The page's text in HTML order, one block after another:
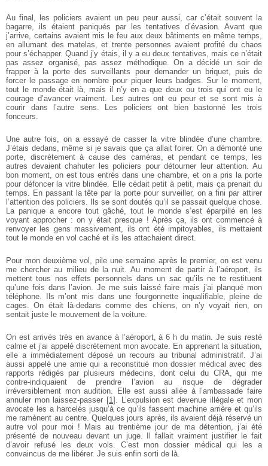
Au final, les policiers avaient un peu peur aussi, car c’était souvent la
bagarre, ils étaient paniqués par les tentatives d’évasion. Avant que
j’arrive, certains avaient mis le feu aux deux bâtiments en même temps,
en allumant des matelas, et trente personnes avaient profité du chaos
pour s’échapper. Quand j’y étais, il y a eu deux tentatives, mais ce n’était
pas assez organisé, pas assez méthodique. On a décidé un soir de
frapper à la porte des surveillants pour demander un briquet, puis de
forcer le passage en nombre pour piquer leurs badges. Sur le moment,
tout le monde était là, mais il n’y en a que deux ou trois qui ont eu le
courage d’avancer vraiment. Les autres ont eu peur et se sont mis à
courir dans l’autre sens. Les policiers ont bien bastonné les trois
fonceurs.
Une autre fois, on a essayé de casser la vitre blindée d’une chambre.
J’étais dedans, même si je savais que ça allait foirer. On a démonté une
porte, discrètement à cause des caméras, et pendant ce temps, les
autres devaient chahuter les policiers pour détourner leur attention. Au
bon moment, on est tous entrés dans une chambre, et on a pris la porte
pour défoncer la vitre blindée. Elle cédait petit à petit, mais ça prenait du
temps. En passant la tête par la porte pour surveiller, on a fini par attirer
l’attention des policiers. Ils se sont doutés qu’il se passait quelque chose.
La panique a encore tout gâché, tout le monde s’est éparpillé en les
voyant approcher : on y était presque ! Après ça, ils ont commencé à
renvoyer les gens massivement, ils ont été impitoyables, ils mettaient
tout le monde en vol caché et ils les attachaient direct.
Pour mon deuxième vol, pile une semaine après le premier, on est venu
me chercher au milieu de la nuit. Au moment de partir à l’aéroport, ils
mettent tous nos effets personnels dans un sac qu’ils ne te restituent
qu’une fois dans l’avion. Je me suis laissé faire mais j’ai planqué mon
téléphone. Ils m’ont mis dans une fourgonnette inqualifiable, pleine de
cages. On était là-dedans comme des chiens, on n’y voyait rien, on
sentait juste le mouvement de la voiture.
On est arrivés très en avance à l’aéroport, à 6 h du matin. Je suis resté
calme et j’ai appelé discrètement mon avocate. En apprenant la situation,
elle a immédiatement déposé un recours au tribunal administratif. J’ai
aussi appelé une amie qui a reconstitué mon dossier médical avec des
rapports rédigés par plusieurs médecins, dont celui du CRA, qui me
contre-indiquaient de prendre l’avion au risque de dégrader
irréversiblement mon audition. Elle est aussi allée à l’ambassade faire
annuler mon laissez-passer [1] . L’expulsion est devenue illégale et mon
avocate les a harcelés jusqu’à ce qu’ils fassent machine arrière et qu’ils
me ramènent au centre. Quelques jours après, ils avaient déjà réservé un
autre vol pour moi ! Mais au trentième jour de ma détention, j’ai été
présenté de nouveau devant un juge. Il fallait vraiment justifier le fait
d’avoir refusé les deux vols. C’est mon dossier médical qui les a
convaincus de me libérer. Je suis enfin sorti de là.